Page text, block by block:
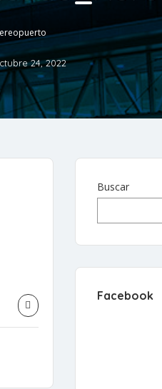
24, 2022
Buscar
Facebook